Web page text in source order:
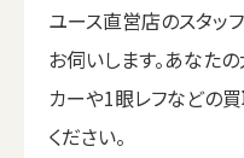
ユース直営店のスタッ
お伺いします。あなた
カーや1眼レフなどの
ください。